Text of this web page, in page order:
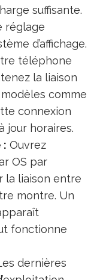
suffisante.
réglage
d’affichage.
téléphone
la liaison
comme
connexion
jour horaires.
: Ouvrez
OS par
la liaison entre
montre. Un
fonctionne
dernières